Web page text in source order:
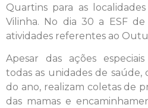
Quartins para as
Vilinha. No dia 30 a ESF
atividades referentes ao
Apesar das ações
todas as unidades de saúde,
do ano, realizam coletas de
das mamas e